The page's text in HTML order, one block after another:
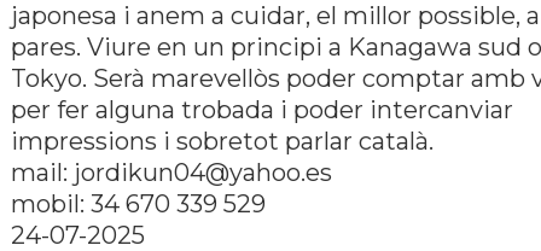
japonesa i anem a cuidar, el millor possible,
pares. Viure en un principi a Kanagawa sud
Tokyo. Serà marevellòs poder comptar amb
per fer alguna trobada i poder intercanviar
impressions i sobretot parlar català.
mail: jordikun04@yahoo.es
mobil: 34 670 339 529
24-07-2025